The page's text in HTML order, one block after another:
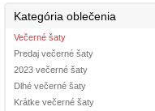
Kategória oblečenia
Večerné šaty
Predaj večerné šaty
2023 večerné šaty
Dlhé večerné šaty
Krátke večerné šaty